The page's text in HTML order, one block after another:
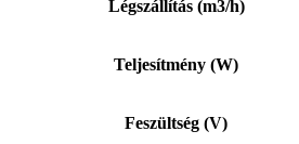
Légszállítás (m3/h)
Teljesítmény (W)
Feszültség (V)